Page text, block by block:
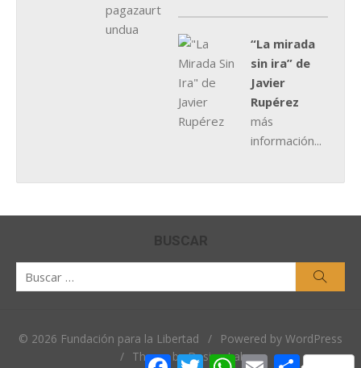
“La mirada
sin ira” de
Javier
Rupérez
más
información...
BUSCAR
© 2026 Fundación para la Libertad /
Powered by WordPress
/ Theme by Design Lab
Facebook
TwitterWhatsApp
EmailCompartir